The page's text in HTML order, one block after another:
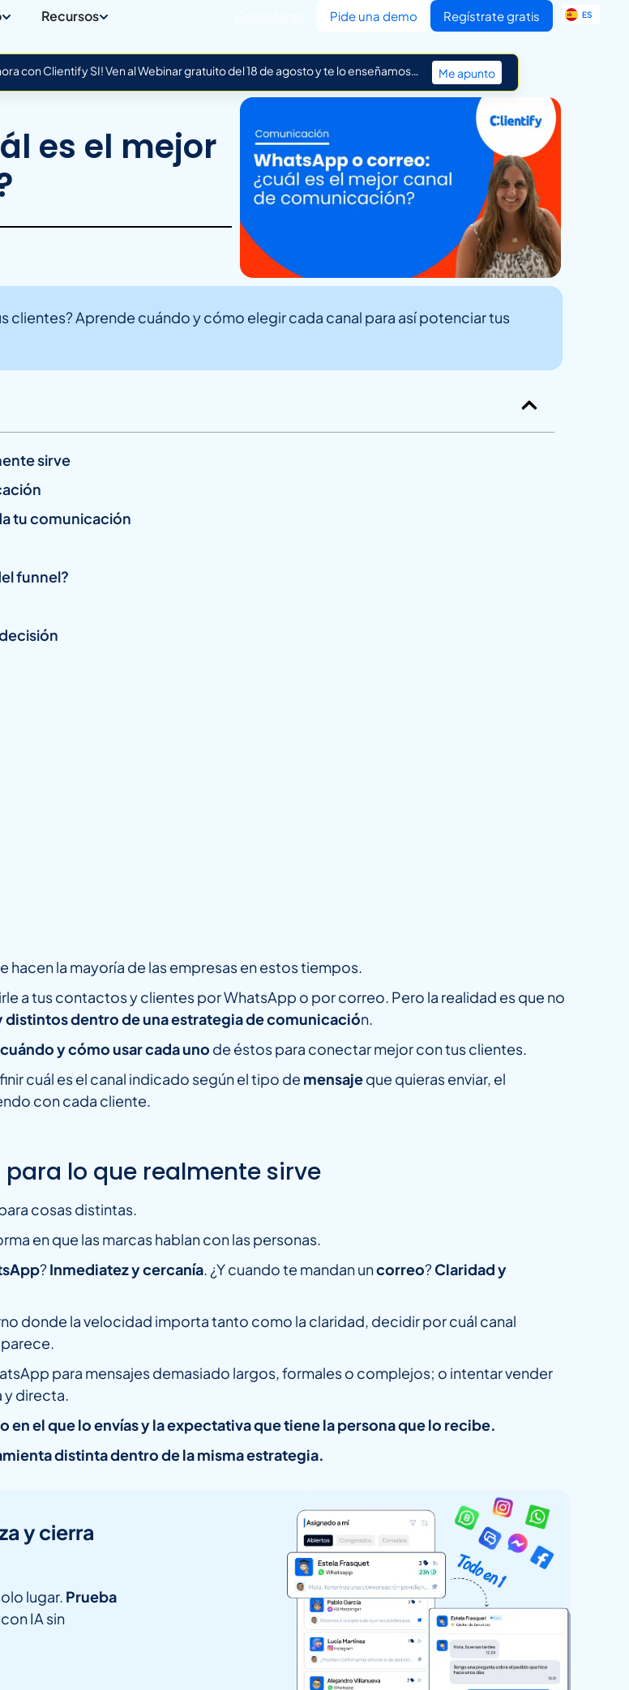
Recursos Pide una demo Regístrate gratis ES
IT
con Clientify SI! Ven al Webinar gratuito del 18 de agosto y te lo enseñamos… Me apunto
es el mejor
clientes? Aprende cuándo y cómo elegir cada canal para así potenciar tus
sirve
tu comunicación
funnel?
hacen la mayoría de las empresas en estos tiempos.
a tus contactos y clientes por WhatsApp o por correo. Pero la realidad es que no
distintos dentro de una estrategia de comunicación.
cuándo y cómo usar cada uno de éstos para conectar mejor con tus clientes.
cuál es el canal indicado según el tipo de mensajeque quieras enviar, el
con cada cliente.
lo que realmente sirve
cosas distintas.
en que las marcas hablan con las personas.
?Inmediatez y cercanía. ¿Y cuando te mandan uncorreo?Claridad y
donde la velocidad importa tanto como la claridad, decidir por cuál canal
para mensajes demasiado largos, formales o complejos; o intentar vender
y directa.
en el que lo envías y la expectativa que tiene la persona que lo recibe.
distinta dentro de la misma estrategia.
y cierra
lugar. Prueba
IA sin